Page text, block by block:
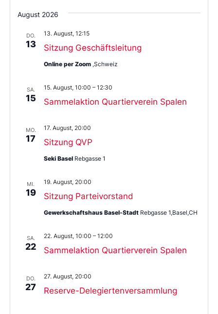
Sie
das
aus.
August 2026
DO.
13 Sitzung Geschäftsleitung
13. August, 12:15
Online per Zoom ,Schweiz
SA.
15 Sammelaktion Quartierverein Spalen
15. August, 10:00 – 12:30
MO.
17 Sitzung QVP
17. August, 20:00
Seki Basel Rebgasse 1
MI.
19 Sitzung Parteivorstand
19. August, 20:00
Gewerkschaftshaus Basel-Stadt Rebgasse 1,Basel,CH
SA.
22 Sammelaktion Quartierverein Spalen
22. August, 10:00 – 12:00
DO.
27 Reserve-Delegiertenversammlung
27. August, 20:00